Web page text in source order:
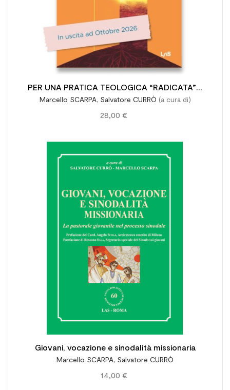
PER UNA PRATICA TEOLOGICA “RADICATA” E
“IN USCITA”
Marcello SCARPA, Salvatore CURRÒ (a cura di)
28,00 €
Giovani, vocazione e sinodalità missionaria
Marcello SCARPA, Salvatore CURRÒ
14,00 €